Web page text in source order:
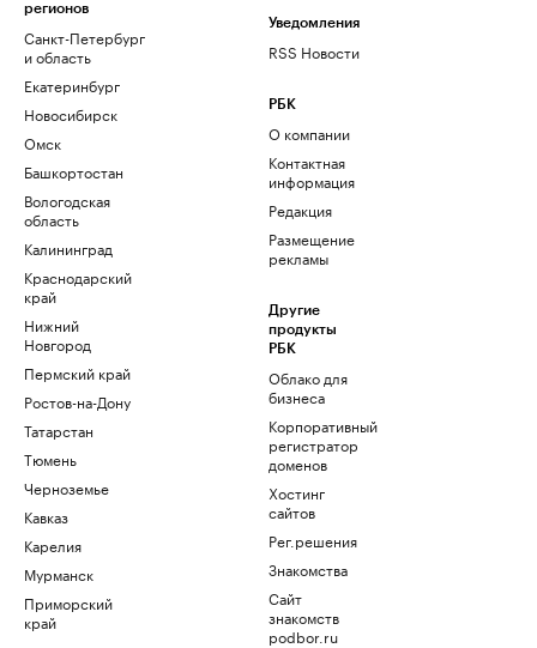
регионов
Санкт-Петербург
и область
Екатеринбург
Новосибирск
Омск
Башкортостан
Вологодская
область
Калининград
Краснодарский
край
Нижний
Новгород
Пермский край
Ростов-на-Дону
Татарстан
Тюмень
Черноземье
Кавказ
Карелия
Мурманск
Приморский
край
Уведомления
RSS Новости
РБК
О компании
Контактная
информация
Редакция
Размещение
рекламы
Другие
продукты
РБК
Облако для
бизнеса
Корпоративный
регистратор
доменов
Хостинг
сайтов
Рег.решения
Знакомства
Сайт
знакомств
podbor.ru